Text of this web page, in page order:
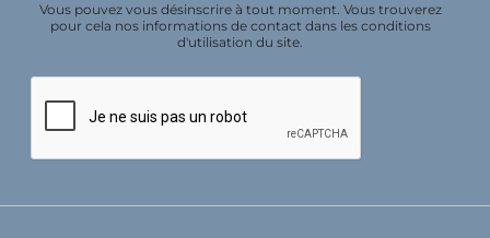
Vous pouvez vous désinscrire à tout moment. Vous trouverez
pour cela nos informations de contact dans les conditions
d'utilisation du site.